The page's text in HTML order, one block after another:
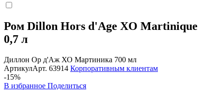
Ром Dillon Hors d'Age XO Martinique
0,7 л
Диллон Ор д'Аж ХО Мартиника 700 мл
АртикулАрт. 63914 Корпоративным клиентам
-15%
В избранное Поделиться